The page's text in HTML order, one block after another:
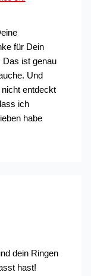
für Dein
Das ist genau
Und
entdeckt
ich
habe
dein Ringen
hast!